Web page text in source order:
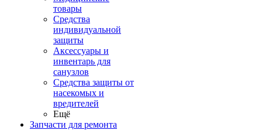
товары
Средства
индивидуальной
защиты
Аксессуары и
инвентарь для
санузлов
Средства защиты от
насекомых и
вредителей
Ещё
Запчасти для ремонта